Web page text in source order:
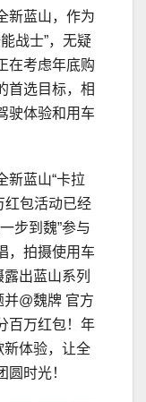
新蓝山，作为
战士”，无疑
在考虑年底购
首选目标，相
驶体验和用车
新蓝山“卡拉
红包活动已经
步到魏”参与
，拍摄使用车
出蓝山系列
@魏牌 官方
百万红包！年
新体验，让全
时光！